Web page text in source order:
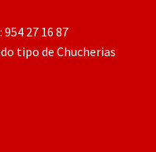
27 16 87
tipo de Chucherias